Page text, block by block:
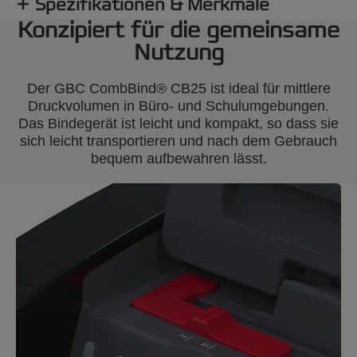
Spezifikationen & Merkmale
Konzipiert für die gemeinsame
Nutzung
Der GBC CombBind® CB25 ist ideal für mittlere
Druckvolumen in Büro- und Schulumgebungen.
Das Bindegerät ist leicht und kompakt, so dass sie
sich leicht transportieren und nach dem Gebrauch
bequem aufbewahren lässt.